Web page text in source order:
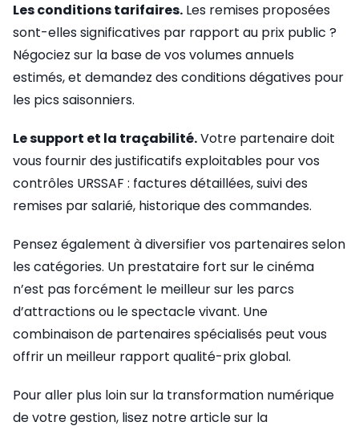
Les conditions tarifaires. Les remises proposées
sont-elles significatives par rapport au prix public ?
Négociez sur la base de vos volumes annuels
estimés, et demandez des conditions dégatives pour
les pics saisonniers.
Le support et la traçabilité.Votre partenaire doit
vous fournir des justificatifs exploitables pour vos
contrôles URSSAF : factures détaillées, suivi des
remises par salarié, historique des commandes.
Pensez également à diversifier vos partenaires selon
les catégories. Un prestataire fort sur le cinéma
n’est pas forcément le meilleur sur les parcs
d’attractions ou le spectacle vivant. Une
combinaison de partenaires spécialisés peut vous
offrir un meilleur rapport qualité-prix global.
Pour aller plus loin sur la transformation numérique
de votre gestion, lisez notre article sur la